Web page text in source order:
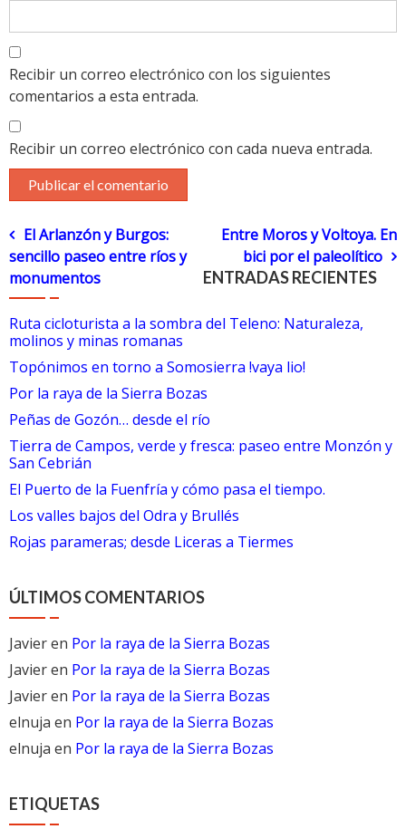
Recibir un correo electrónico con los siguientes
comentarios a esta entrada.
Recibir un correo electrónico con cada nueva entrada.
Navegación
de
entradas
El Arlanzón y Burgos:
sencillo paseo entre ríos y
monumentos
Entre Moros y Voltoya. En
bici por el paleolítico
ENTRADAS RECIENTES
Ruta cicloturista a la sombra del Teleno: Naturaleza,
molinos y minas romanas
Topónimos en torno a Somosierra !vaya lio!
Por la raya de la Sierra Bozas
Peñas de Gozón… desde el río
Tierra de Campos, verde y fresca: paseo entre Monzón y
San Cebrián
El Puerto de la Fuenfría y cómo pasa el tiempo.
Los valles bajos del Odra y Brullés
Rojas parameras; desde Liceras a Tiermes
ÚLTIMOS COMENTARIOS
Javieren Por la raya de la Sierra Bozas
Javieren Por la raya de la Sierra Bozas
Javieren Por la raya de la Sierra Bozas
elnuja en Por la raya de la Sierra Bozas
elnuja en Por la raya de la Sierra Bozas
ETIQUETAS